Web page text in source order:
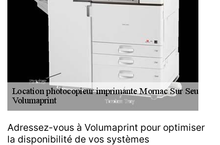
Adressez-vous à Volumaprint pour optimiser
la disponibilité de vos systèmes